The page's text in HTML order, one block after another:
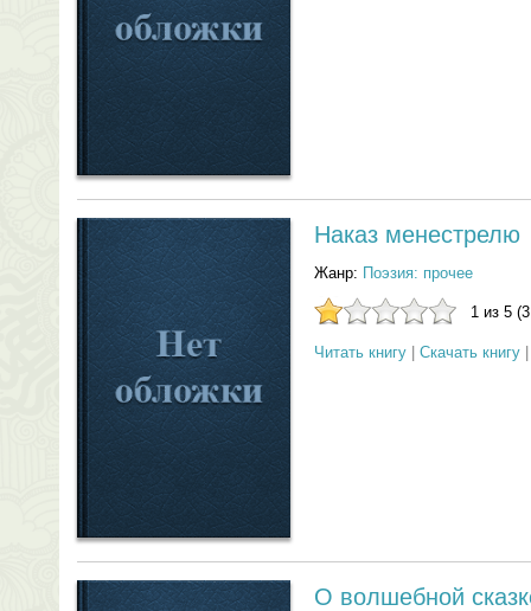
Наказ менестрелю
Жанр: Поэзия: прочее
1 из 5
Читать книгу Скачать книгу
О волшебной